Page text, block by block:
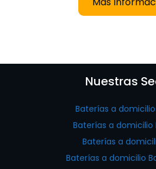
Nuestras
Baterías a
Baterías a domicilio
Baterías a
Baterías a domicilio